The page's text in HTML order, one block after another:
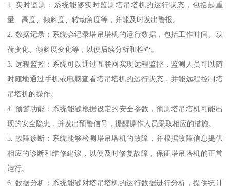
1. 实时监测：系统能够实时监测塔吊塔机的运行状态，包括起重
量、高度、倾斜度、转动角度等，并能及时发出警报。
2. 数据记录：系统会记录塔吊塔机的运行数据，包括工作时间、载
荷变化、倾斜度变化等，以便后续分析和检查。
3. 远程监控：系统可以通过互联网实现远程监控，监测人员可以随
时随地通过手机或电脑查看塔吊塔机的运行状态，并能远程控制塔
吊塔机的操作。
4. 预警功能：系统能够根据设定的安全参数，预测塔吊塔机可能出
现的安全隐患，并发出预警信号，提醒操作人员采取相应的措施。
5. 故障诊断：系统能够检测塔吊塔机的故障，并根据故障信息提供
相应的诊断和维修建议，以便及时修复故障，保证塔吊塔机的正常
运行。
6. 数据分析：系统能够对塔吊塔机的运行数据进行分析，提供统计